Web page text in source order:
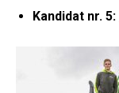
Kandidat nr. 5: